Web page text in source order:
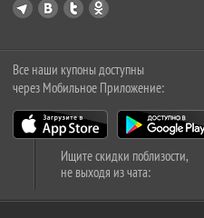
Все наши купоны доступны
через Мобильное Приложение:
Ищите скидки поблизости,
не выходя из чата: